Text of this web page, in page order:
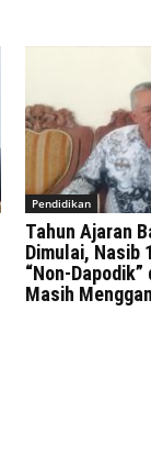
Pendidikan
Tahun Ajaran
Dimulai, Nasib
“Non-
Masih